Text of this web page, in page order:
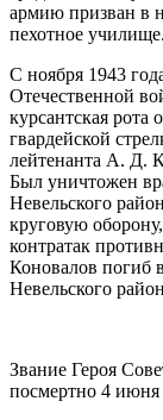
армию призван в
пехотное училище.
С ноября 1943
Отечественной
курсантская рота
гвардейской
лейтенанта А. Д.
Был уничтожен
Невельского
круговую
контратак
Коновалов погиб
Невельского
Звание Героя
посмертно 4 июня